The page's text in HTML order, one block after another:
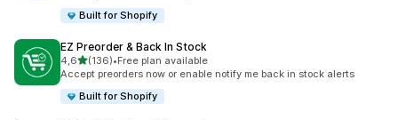
Built for Shopify
EZ Preorder & Back In Stock
4,6na 5 gwiazdek
(136)
Łączna liczba recenzji: 136
•Free plan available
Accept preorders now or enable notify me back in stock alerts
Built for Shopify